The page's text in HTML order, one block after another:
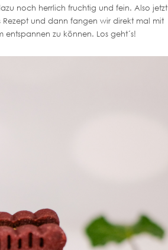
noch herrlich fruchtig und fein. Also jetzt
und dann fangen wir direkt mal mit
zu können. Los geht´s!